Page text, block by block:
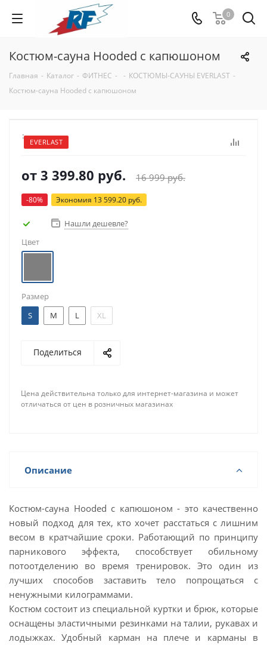
0
Костюм-сауна Hooded с капюшоном
Главная - Каталог - ФИТНЕС - - КОСТЮМЫ-САУНЫ EVERLAST -
Костюм-сауна Hooded с капюшоном
EVERLAST
:
от 3 399.80 руб. 16 999 руб.
-80% Экономия 13 599.20 руб.
Нашли дешевле?
Цвет
Размер
S
M L XL
Поделиться
Цена действительна только для интернет-магазина и может
отличаться от цен в розничных магазинах
Описание
Костюм-сауна Hooded с капюшоном - это качественно
новый подход для тех, кто хочет расстаться с лишним
весом в кратчайшие сроки. Работающий по принципу
парникового эффекта, способствует обильному
потоотделению во время тренировок. Это один из
лучших способов заставить тело попрощаться с
ненужными килограммами.
Костюм состоит из специальной куртки и брюк, которые
оснащены эластичными резинками на талии, рукавах и
лодыжках. Удобный карман на плече и карманы в